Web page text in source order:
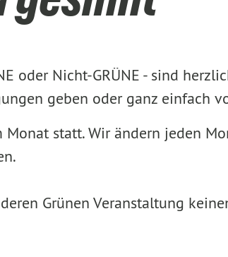
oder Nicht-GRÜNE - sind
geben oder ganz einfach
statt. Wir ändern jeden
Grünen Veranstaltung